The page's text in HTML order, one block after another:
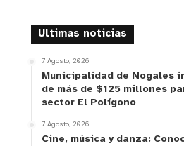
Ultimas noticias
7 Agosto, 2026
Municipalidad de Nogales
de más de $125 millones
sector El Polígono
7 Agosto, 2026
Cine, música y danza: